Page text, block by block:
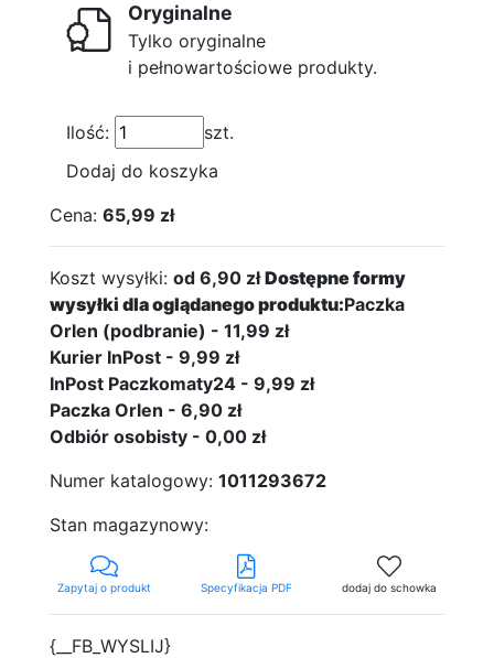
Oryginalne
Tylko oryginalne
i pełnowartościowe produkty.
Ilość:
szt.
Dodaj do koszyka
Cena: 65,99 zł
Koszt wysyłki: od 6,90 złDostępne formy
wysyłki dla oglądanego produktu:Paczka
Orlen (podbranie) - 11,99 zł
Kurier InPost - 9,99 zł
InPost Paczkomaty24 - 9,99 zł
Paczka Orlen - 6,90 zł
Odbiór osobisty - 0,00 zł
Numer katalogowy: 1011293672
Stan magazynowy:
Zapytaj o produkt Specyfikacja PDF dodaj do schowka
{__FB_WYSLIJ}